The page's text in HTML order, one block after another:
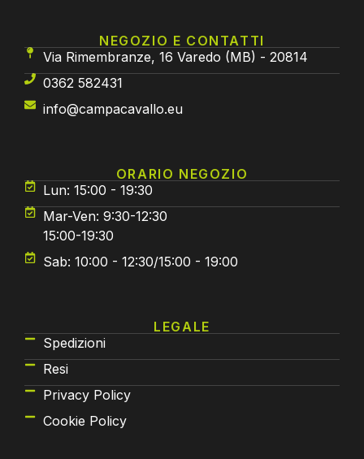
NEGOZIO E CONTATTI
Via Rimembranze, 16 Varedo (MB) - 20814
0362 582431
info@campacavallo.eu
ORARIO NEGOZIO
Lun: 15:00 - 19:30
Mar-Ven: 9:30-12:30
15:00-19:30
Sab: 10:00 - 12:30/15:00 - 19:00
LEGALE
Spedizioni
Resi
Privacy Policy
Cookie Policy